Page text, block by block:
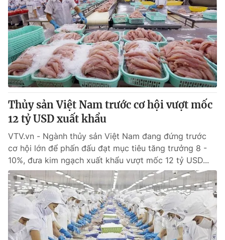
Theo dõi báo trên
Cơ quan chủ quản:Đài Truyền hình Việt Nam
Cơ quan báo chí: Thời báo VTV
Giấy phép hoạt động báo in và báo điện tử số 483/GP-BTTTT
cấp ngày 29/12/2023
Tổng Biên tập:Vũ Thanh Thủy
Phó Tổng Biên tập:Nguyễn Thị Mỹ Hạnh, Phạm Quốc Thắng,
Nguyễn Trọng Ninh
Tổng đài VTV:024.38 355 931 - 024.38 355 932
Ðiện thoại Thời báo VTV:024.66 897 897
Email:toasoan@vtv.vn
Liên hệ quảng cáo:024-7300.7108
Thủy sản Việt Nam trước cơ hội vượt mốc
12 tỷ USD xuất khẩu
VTV.vn - Ngành thủy sản Việt Nam đang đứng trước
cơ hội lớn để phấn đấu đạt mục tiêu tăng trưởng 8 -
10%, đưa kim ngạch xuất khẩu vượt mốc 12 tỷ USD...